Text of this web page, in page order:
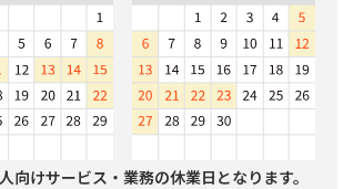
向けサービス・業務の休業日となります。